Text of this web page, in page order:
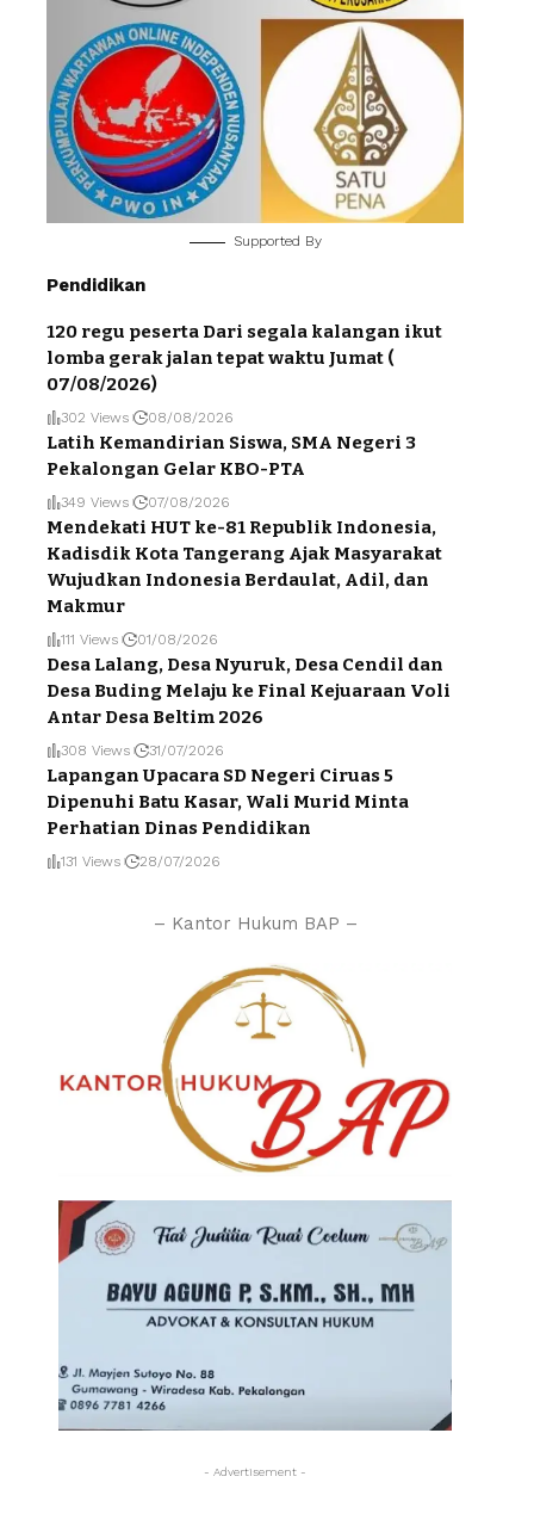
Supported By
Pendidikan
120 regu peserta Dari segala kalangan ikut
lomba gerak jalan tepat waktu Jumat (
07/08/2026)
302 Views 08/08/2026
Latih Kemandirian Siswa, SMA Negeri 3
Pekalongan Gelar KBO-PTA
349 Views 07/08/2026
Mendekati HUT ke-81 Republik Indonesia,
Kadisdik Kota Tangerang Ajak Masyarakat
Wujudkan Indonesia Berdaulat, Adil, dan
Makmur
111 Views 01/08/2026
Desa Lalang, Desa Nyuruk, Desa Cendil dan
Desa Buding Melaju ke Final Kejuaraan Voli
Antar Desa Beltim 2026
308 Views 31/07/2026
Lapangan Upacara SD Negeri Ciruas 5
Dipenuhi Batu Kasar, Wali Murid Minta
Perhatian Dinas Pendidikan
131 Views 28/07/2026
– Kantor Hukum BAP –
- Advertisement -